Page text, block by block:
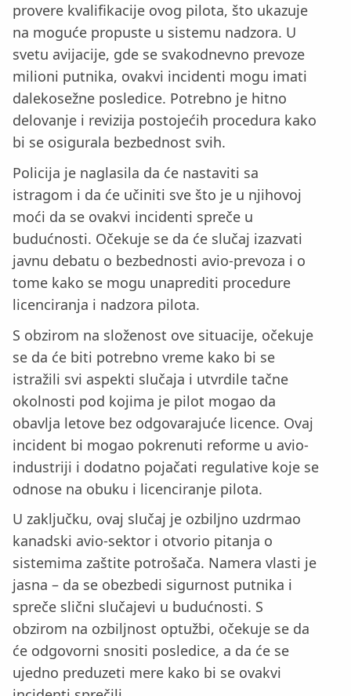
provere kvalifikacije ovog pilota, što ukazuje
na moguće propuste u sistemu nadzora. U
svetu avijacije, gde se svakodnevno prevoze
milioni putnika, ovakvi incidenti mogu imati
dalekosežne posledice. Potrebno je hitno
delovanje i revizija postojećih procedura kako
bi se osigurala bezbednost svih.
Policija je naglasila da će nastaviti sa
istragom i da će učiniti sve što je u njihovoj
moći da se ovakvi incidenti spreče u
budućnosti. Očekuje se da će slučaj izazvati
javnu debatu o bezbednosti avio-prevoza i o
tome kako se mogu unaprediti procedure
licenciranja i nadzora pilota.
S obzirom na složenost ove situacije, očekuje
se da će biti potrebno vreme kako bi se
istražili svi aspekti slučaja i utvrdile tačne
okolnosti pod kojima je pilot mogao da
obavlja letove bez odgovarajuće licence. Ovaj
incident bi mogao pokrenuti reforme u avio-
industriji i dodatno pojačati regulative koje se
odnose na obuku i licenciranje pilota.
U zaključku, ovaj slučaj je ozbiljno uzdrmao
kanadski avio-sektor i otvorio pitanja o
sistemima zaštite potrošača. Namera vlasti je
jasna – da se obezbedi sigurnost putnika i
spreče slični slučajevi u budućnosti. S
obzirom na ozbiljnost optužbi, očekuje se da
će odgovorni snositi posledice, a da će se
ujedno preduzeti mere kako bi se ovakvi